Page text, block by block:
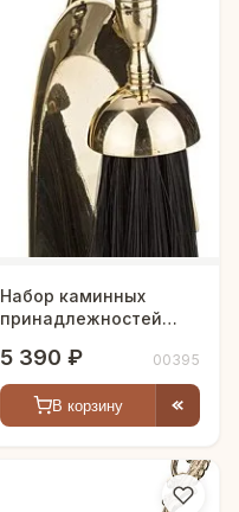
Набор каминных
принадлежностей
5 390 ₽ 00395
В корзину